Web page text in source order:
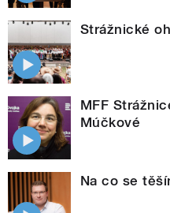
Strážnické
MFF
Múčkové
Na co se